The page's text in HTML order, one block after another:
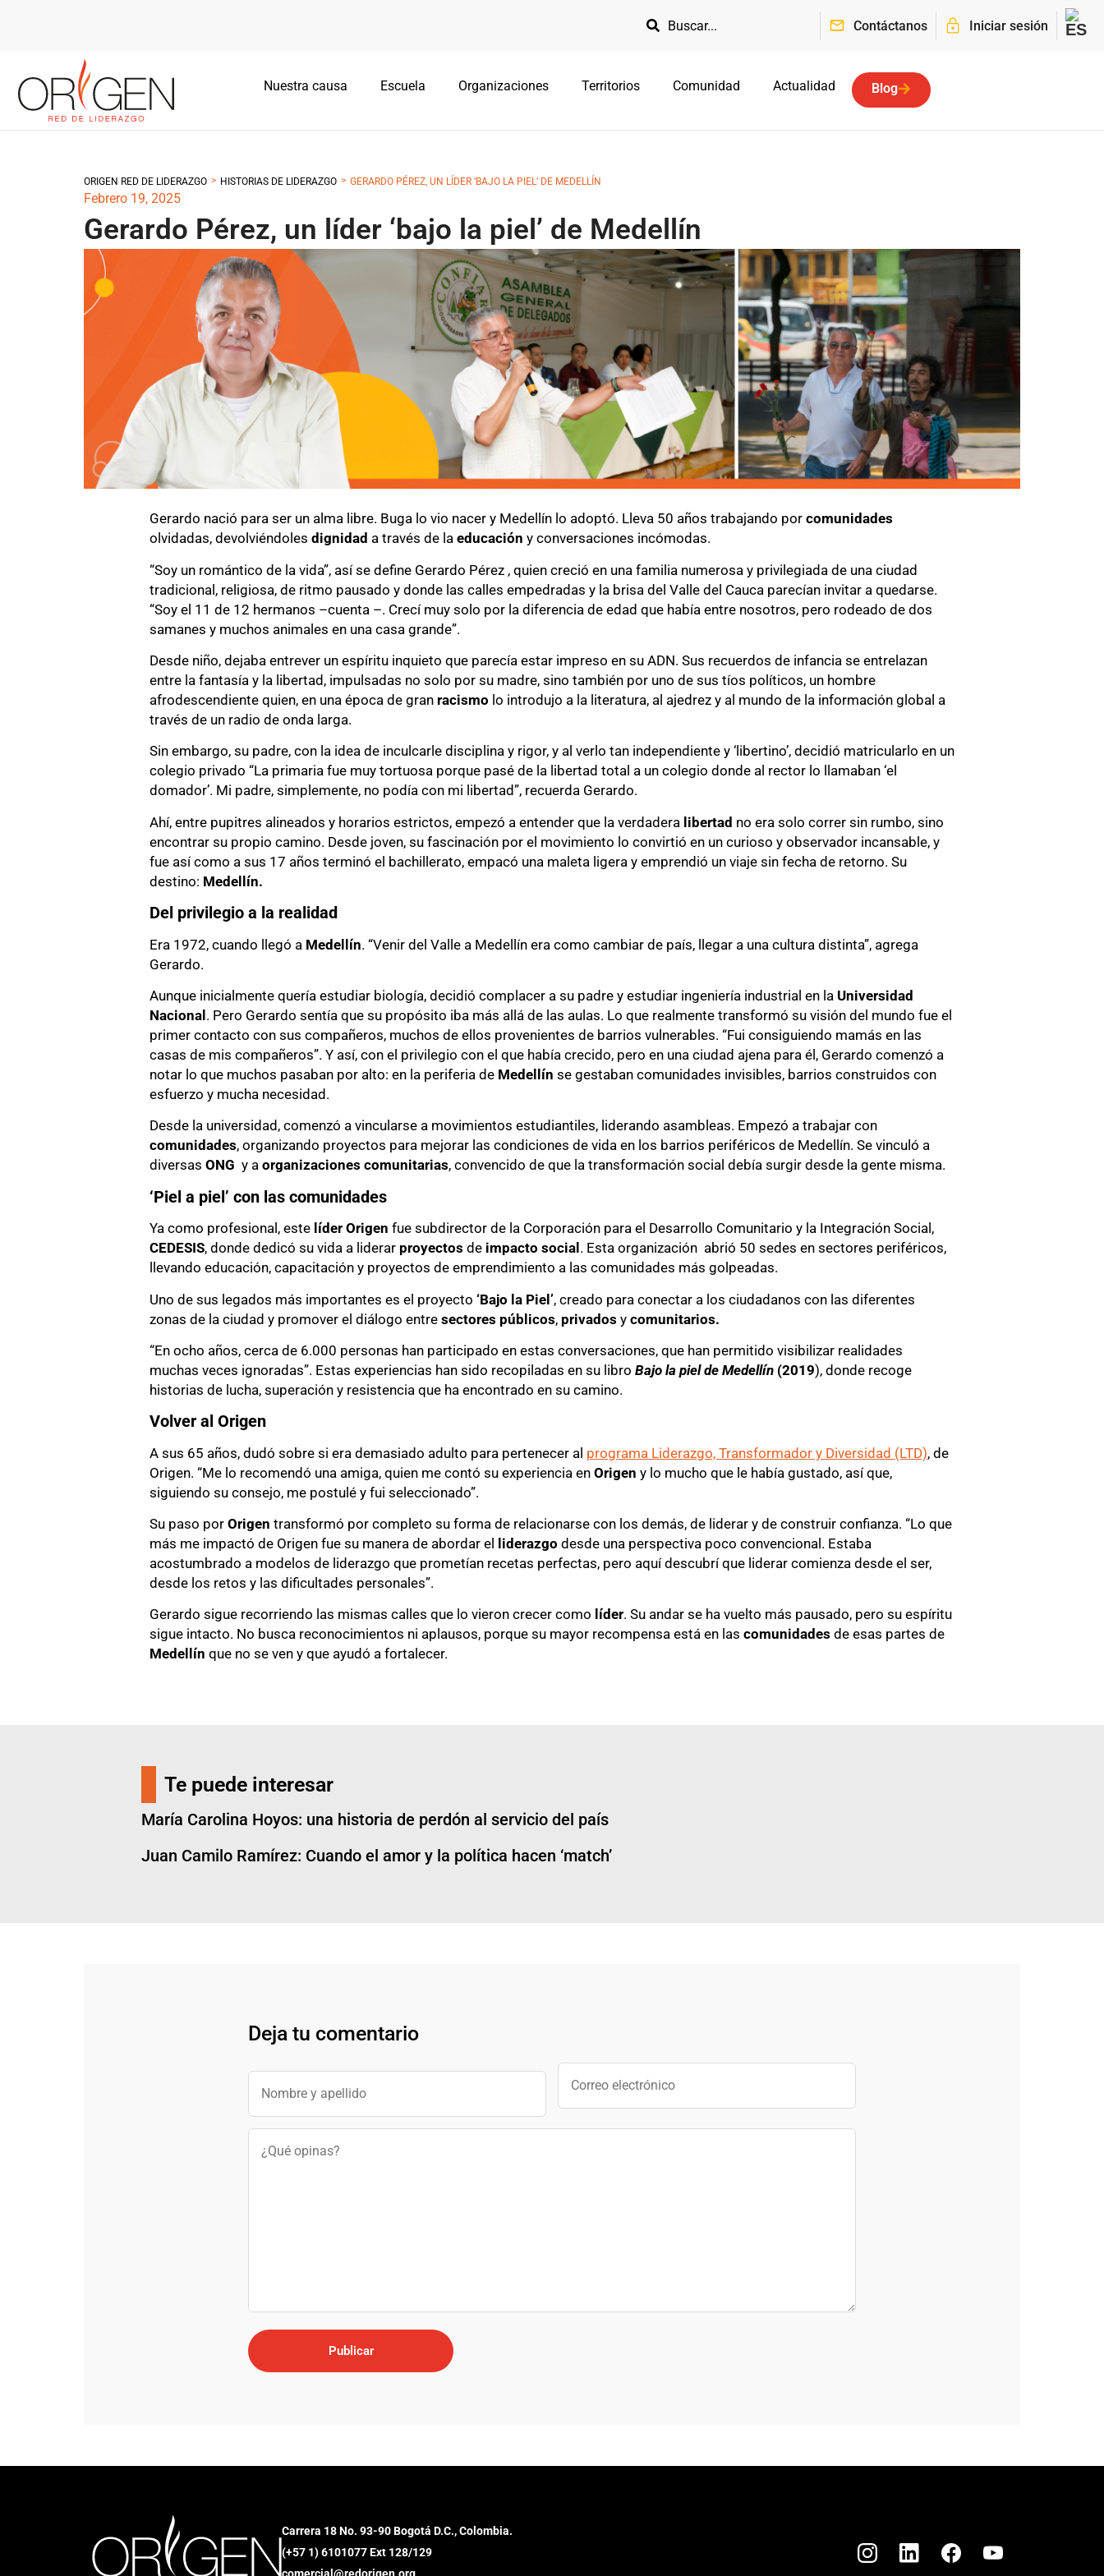
Contáctanos Iniciar sesión
Nuestra causa Escuela Organizaciones Territorios Comunidad Actualidad Blog
ORIGEN RED DE LIDERAZGO > HISTORIAS DE LIDERAZGO > GERARDO PÉREZ, UN LÍDER ‘BAJO LA PIEL’ DE MEDELLÍN
Febrero 19, 2025
Gerardo Pérez, un líder ‘bajo la piel’ de Medellín
Gerardo nació para ser un alma libre. Buga lo vio nacer y Medellín lo adoptó. Lleva 50 años trabajando por comunidades
olvidadas, devolviéndoles dignidad a través de la educación y conversaciones incómodas.
“Soy un romántico de la vida”, así se define Gerardo Pérez , quien creció en una familia numerosa y privilegiada de una ciudad
tradicional, religiosa, de ritmo pausado y donde las calles empedradas y la brisa del Valle del Cauca parecían invitar a quedarse.
“Soy el 11 de 12 hermanos –cuenta –. Crecí muy solo por la diferencia de edad que había entre nosotros, pero rodeado de dos
samanes y muchos animales en una casa grande”.
Desde niño, dejaba entrever un espíritu inquieto que parecía estar impreso en su ADN. Sus recuerdos de infancia se entrelazan
entre la fantasía y la libertad, impulsadas no solo por su madre, sino también por uno de sus tíos políticos, un hombre
afrodescendiente quien, en una época de gran racismo lo introdujo a la literatura, al ajedrez y al mundo de la información global a
través de un radio de onda larga.
Sin embargo, su padre, con la idea de inculcarle disciplina y rigor, y al verlo tan independiente y ‘libertino’, decidió matricularlo en un
colegio privado “La primaria fue muy tortuosa porque pasé de la libertad total a un colegio donde al rector lo llamaban ‘el
domador’. Mi padre, simplemente, no podía con mi libertad”, recuerda Gerardo.
Ahí, entre pupitres alineados y horarios estrictos, empezó a entender que la verdadera libertad no era solo correr sin rumbo, sino
encontrar su propio camino. Desde joven, su fascinación por el movimiento lo convirtió en un curioso y observador incansable, y
fue así como a sus 17 años terminó el bachillerato, empacó una maleta ligera y emprendió un viaje sin fecha de retorno. Su
destino: Medellín.
Del privilegio a la realidad
Era 1972, cuando llegó a Medellín. “Venir del Valle a Medellín era como cambiar de país, llegar a una cultura distinta”, agrega
Gerardo.
Aunque inicialmente quería estudiar biología, decidió complacer a su padre y estudiar ingeniería industrial en la Universidad
Nacional. Pero Gerardo sentía que su propósito iba más allá de las aulas. Lo que realmente transformó su visión del mundo fue el
primer contacto con sus compañeros, muchos de ellos provenientes de barrios vulnerables. “Fui consiguiendo mamás en las
casas de mis compañeros”. Y así, con el privilegio con el que había crecido, pero en una ciudad ajena para él, Gerardo comenzó a
notar lo que muchos pasaban por alto: en la periferia de Medellín se gestaban comunidades invisibles, barrios construidos con
esfuerzo y mucha necesidad.
Desde la universidad, comenzó a vincularse a movimientos estudiantiles, liderando asambleas. Empezó a trabajar con
comunidades, organizando proyectos para mejorar las condiciones de vida en los barrios periféricos de Medellín. Se vinculó a
diversas ONG y a organizaciones comunitarias, convencido de que la transformación social debía surgir desde la gente misma.
‘Piel a piel’ con las comunidades
Ya como profesional, este líder Origen fue subdirector de la Corporación para el Desarrollo Comunitario y la Integración Social,
CEDESIS, donde dedicó su vida a liderar proyectos de impacto social . Esta organización abrió 50 sedes en sectores periféricos,
llevando educación, capacitación y proyectos de emprendimiento a las comunidades más golpeadas.
Uno de sus legados más importantes es el proyecto ‘Bajo la Piel’, creado para conectar a los ciudadanos con las diferentes
zonas de la ciudad y promover el diálogo entre sectores públicos, privados y comunitarios.
“En ocho años, cerca de 6.000 personas han participado en estas conversaciones, que han permitido visibilizar realidades
muchas veces ignoradas”. Estas experiencias han sido recopiladas en su libro Bajo la piel de Medellín (2019), donde recoge
historias de lucha, superación y resistencia que ha encontrado en su camino.
Volver al Origen
A sus 65 años, dudó sobre si era demasiado adulto para pertenecer al programa Liderazgo, Transformador y Diversidad (LTD), de
Origen. “Me lo recomendó una amiga, quien me contó su experiencia en Origen y lo mucho que le había gustado, así que,
siguiendo su consejo, me postulé y fui seleccionado”.
Su paso por Origen transformó por completo su forma de relacionarse con los demás, de liderar y de construir confianza. “Lo que
más me impactó de Origen fue su manera de abordar el
liderazgo desde una perspectiva poco convencional. Estaba
acostumbrado a modelos de liderazgo que prometían recetas perfectas, pero aquí descubrí que liderar comienza desde el ser,
desde los retos y las dificultades personales”.
Gerardo sigue recorriendo las mismas calles que lo vieron crecer como líder. Su andar se ha vuelto más pausado, pero su espíritu
sigue intacto. No busca reconocimientos ni aplausos, porque su mayor recompensa está en las comunidades de esas partes de
Medellín que no se ven y que ayudó a fortalecer.
Te puede interesar
María Carolina Hoyos: una historia de perdón al servicio del país
Juan Camilo Ramírez: Cuando el amor y la política hacen ‘match’
Deja tu comentario
Carrera 18 No. 93-90 Bogotá D.C., Colombia.
(+57 1) 6101077 Ext 128/129